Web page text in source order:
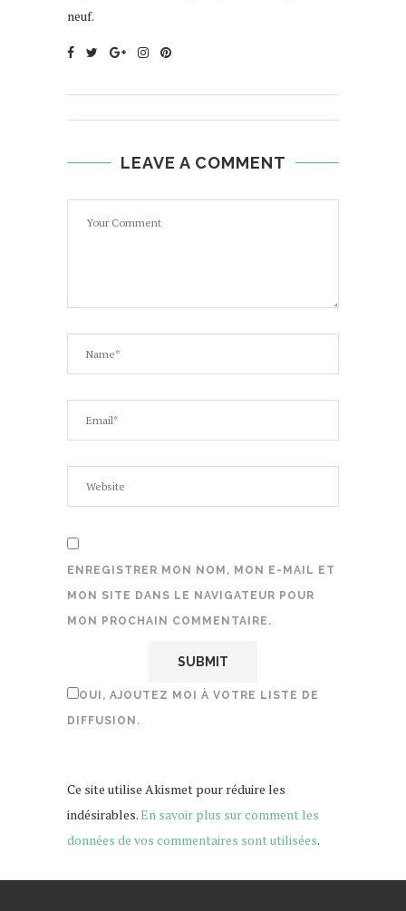
neuf.
LEAVE A COMMENT
ENREGISTRER MON NOM, MON E-MAIL ET
MON SITE DANS LE NAVIGATEUR POUR
MON PROCHAIN COMMENTAIRE.
OUI, AJOUTEZ MOI À VOTRE LISTE DE
DIFFUSION.
Ce site utilise Akismet pour réduire les
indésirables.En savoir plus sur comment les
données de vos commentaires sont utilisées.